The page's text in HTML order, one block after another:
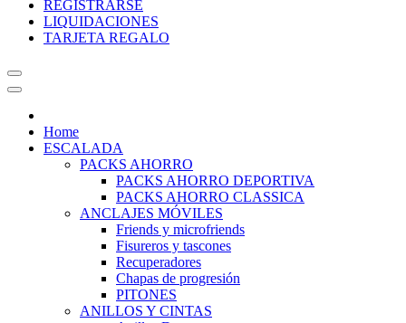
REGISTRARSE
LIQUIDACIONES
TARJETA REGALO
Home
ESCALADA
PACKS AHORRO
PACKS AHORRO DEPORTIVA
PACKS AHORRO CLASSICA
ANCLAJES MÓVILES
Friends y microfriends
Fisureros y tascones
Recuperadores
Chapas de progresión
PITONES
ANILLOS Y CINTAS